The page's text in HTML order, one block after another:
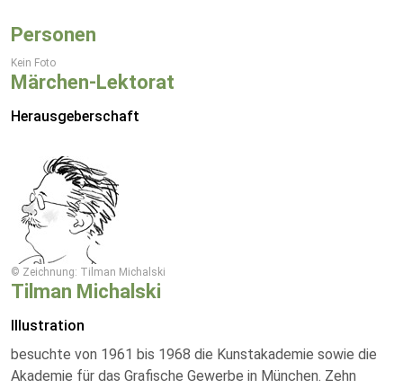
Personen
Kein Foto
Märchen-Lektorat
Herausgeberschaft
© Zeichnung: Tilman Michalski
Tilman Michalski
Illustration
besuchte von 1961 bis 1968 die Kunstakademie sowie die
Akademie für das Grafische Gewerbe in München. Zehn